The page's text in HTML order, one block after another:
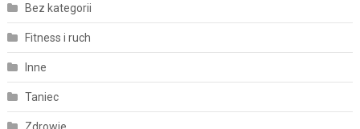
Bez kategorii
Fitness i ruch
Inne
Taniec
Zdrowie